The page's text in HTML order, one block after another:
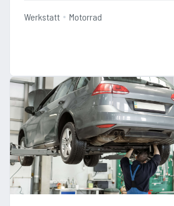
Werkstatt Motorrad